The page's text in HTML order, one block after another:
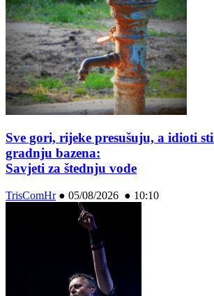
Sve gori, rijeke presušuju, a idioti
gradnju bazena:
Savjeti za štednju vode
TrisComHr● 05/08/2026 ● 10:10